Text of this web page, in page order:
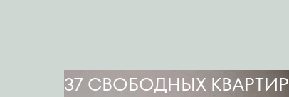
37 СВОБОДНЫХ КВАРТИР